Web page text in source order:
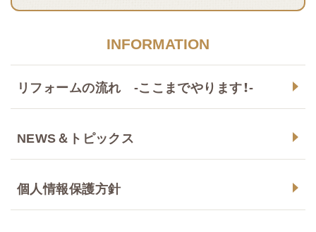
INFORMATION
リフォームの流れ -ここまでやります！-
NEWS＆トピックス
個人情報保護方針